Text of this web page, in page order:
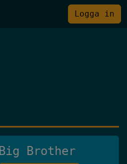
Logga in
Big Brother